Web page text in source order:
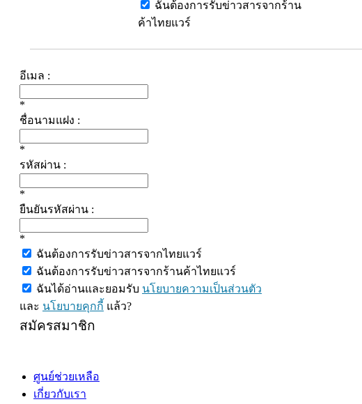
ฉันต้องการรับข่าวสารจากร้าน
ค้าไทยแวร์
อีเมล :
*
ชื่อนามแฝง :
*
รหัสผ่าน :
*
ยืนยันรหัสผ่าน :
*
ฉันต้องการรับข่าวสารจากไทยแวร์
ฉันต้องการรับข่าวสารจากร้านค้าไทยแวร์
ฉันได้อ่านและยอมรับ นโยบายความเป็นส่วนตัว
และ นโยบายคุกกี้ แล้ว?
สมัครสมาชิก
ศูนย์ช่วยเหลือ
เกี่ยวกับเรา